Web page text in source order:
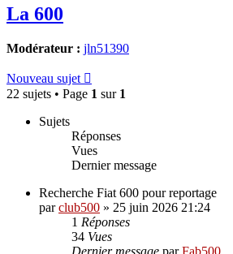
La 600
Modérateur : jln51390
Nouveau sujet
22 sujets • Page 1 sur 1
Sujets
Réponses
Vues
Dernier message
Recherche Fiat 600 pour reportage
parclub500 » 25 juin 2026 21:24
1 Réponses
34 Vues
Dernier message parFab500